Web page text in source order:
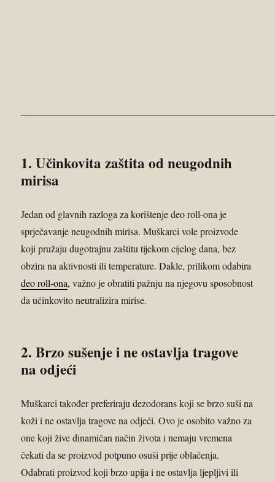
1. Učinkovita zaštita od neugodnih
mirisa
Jedan od glavnih razloga za korištenje deo roll-ona je
sprječavanje neugodnih mirisa. Muškarci vole proizvode
koji pružaju dugotrajnu zaštitu tijekom cijelog dana, bez
obzira na aktivnosti ili temperature. Dakle, prilikom odabira
deo roll-ona, važno je obratiti pažnju na njegovu sposobnost
da učinkovito neutralizira mirise.
2. Brzo sušenje i ne ostavlja tragove
na odjeći
Muškarci također preferiraju dezodorans koji se brzo suši na
koži i ne ostavlja tragove na odjeći. Ovo je osobito važno za
one koji žive dinamičan način života i nemaju vremena
čekati da se proizvod potpuno osuši prije oblačenja.
Odabrati proizvod koji brzo upija i ne ostavlja ljepljivi ili